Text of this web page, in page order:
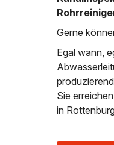
Gerne
Egal wann,
Sie
in